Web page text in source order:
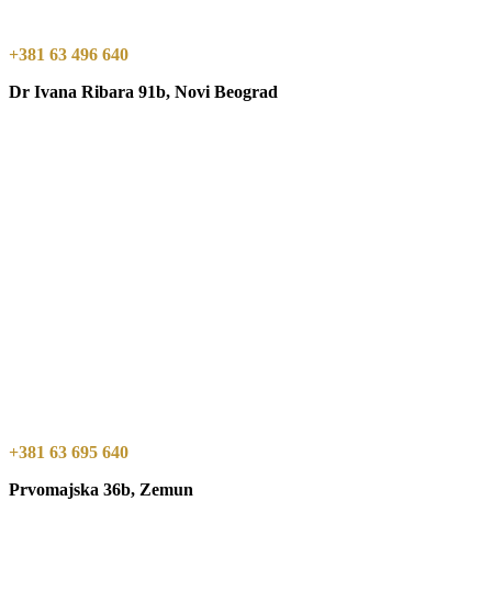
+381 63 496 640
Dr Ivana Ribara 91b, Novi Beograd
+381 63 695 640
Prvomajska 36b, Zemun